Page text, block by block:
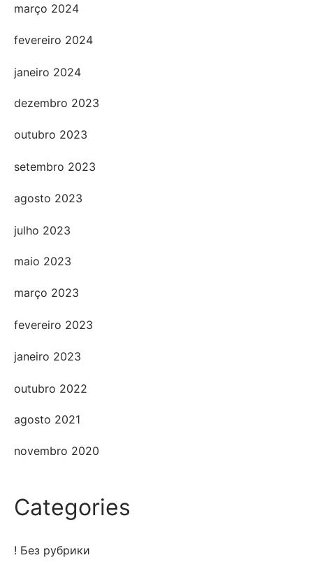
março 2024
fevereiro 2024
janeiro 2024
dezembro 2023
outubro 2023
setembro 2023
agosto 2023
julho 2023
maio 2023
março 2023
fevereiro 2023
janeiro 2023
outubro 2022
agosto 2021
novembro 2020
Categories
! Без рубрики